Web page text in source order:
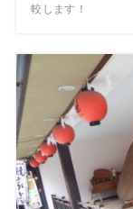
較します！